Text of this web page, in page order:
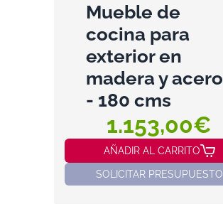
Mueble de
cocina para
exterior en
madera y acero
- 180 cms
1.153,00€
AÑADIR AL CARRITO
SOLICITAR PRESUPUESTO